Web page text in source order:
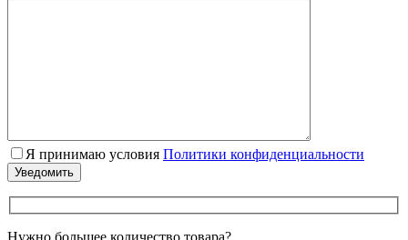
Я принимаю условия Политики конфиденциальности
Нужно большее количество товара?